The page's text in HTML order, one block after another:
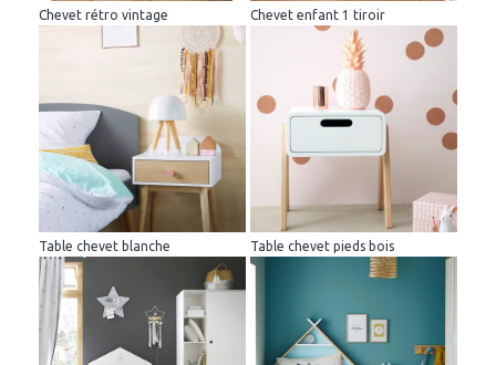
Chevet rétro vintage Chevet enfant 1 tiroir
Table chevet blanche Table chevet pieds bois